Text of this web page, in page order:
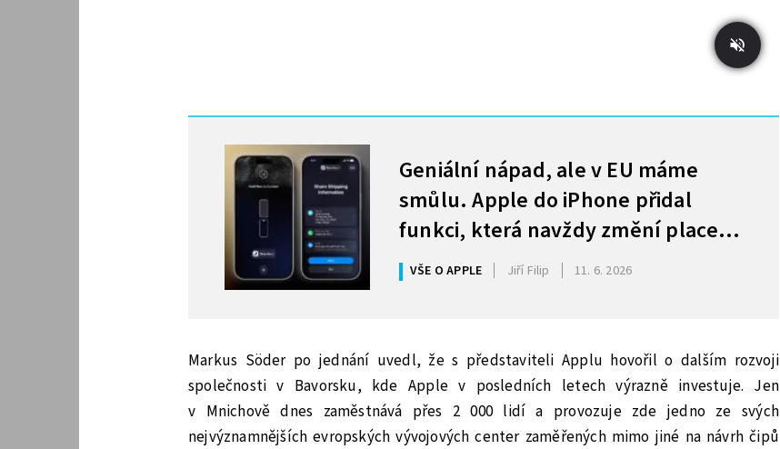
Geniální nápad, ale v EU máme
smůlu. Apple do iPhone přidal
funkci, která navždy změní placení
v obchodech
VŠE O APPLE Jiří Filip 11. 6. 2026
Markus Söder po jednání uvedl, že s představiteli Applu hovořil o dalším rozvoji
společnosti v Bavorsku, kde Apple v posledních letech výrazně investuje. Jen
v Mnichově dnes zaměstnává přes 2 000 lidí a provozuje zde jedno ze svých
nejvýznamnějších evropských vývojových center zaměřených mimo jiné na návrh čipů